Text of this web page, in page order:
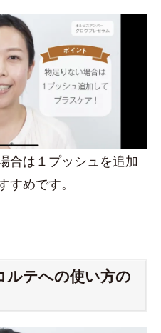
合は１プッシュを追加
すめです。
ルテへの使い方の